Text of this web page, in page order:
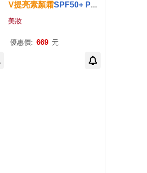
V提亮素顏霜SPF50+ PA+
+++(5mlX6)#珍珠白-公司
美妝
優惠價: 669 元